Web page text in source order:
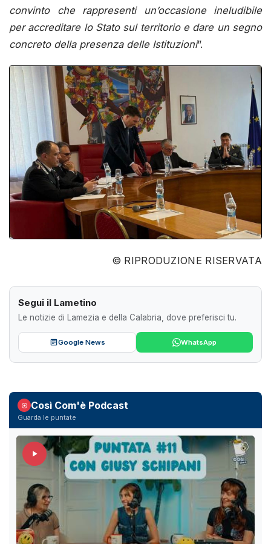
convinto che rappresenti un’occasione ineludibile
per accreditare lo Stato sul territorio e dare un segno
concreto della presenza delle Istituzioni”.
© RIPRODUZIONE RISERVATA
Segui il Lametino
Le notizie di Lamezia e della Calabria, dove preferisci tu.
Google News WhatsApp
Così Com'è Podcast
Guarda le puntate